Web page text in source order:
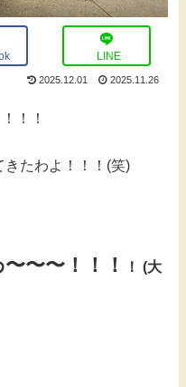
LINE
2025.12.01 2025.11.26
！！
たわよ！！！(笑)
〜〜！！！ ！ (大